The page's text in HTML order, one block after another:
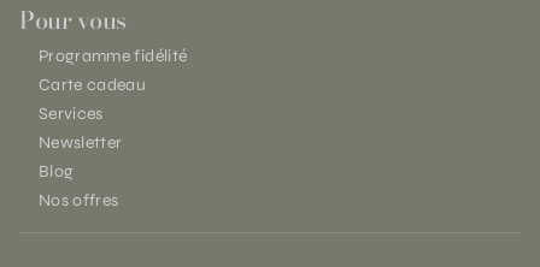
Pour vous
Programme fidélité
Carte cadeau
Services
Newsletter
Blog
Nos offres